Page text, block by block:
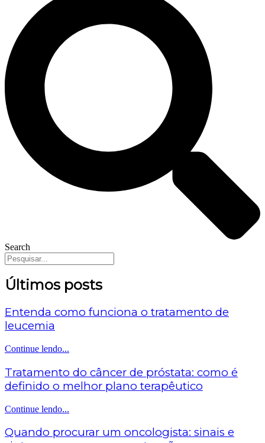
Search
Últimos posts
Entenda como funciona o tratamento de
leucemia
Continue lendo...
Tratamento do câncer de próstata: como é
definido o melhor plano terapêutico
Continue lendo...
Quando procurar um oncologista: sinais e